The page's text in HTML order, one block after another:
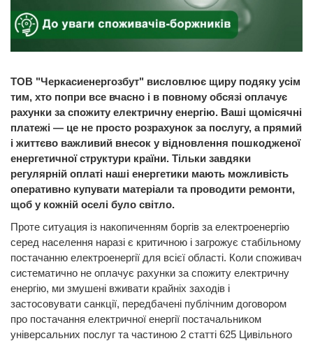
ТОВ "Черкасиенергозбут" висловлює щиру подяку усім
тим, хто попри все вчасно і в повному обсязі оплачує
рахунки за спожиту електричну енергію. Ваші щомісячні
платежі — це не просто розрахунок за послугу, а прямий
і життєво важливий внесок у відновлення пошкодженої
енергетичної структури країни. Тільки завдяки
регулярній оплаті наші енергетики мають можливість
оперативно купувати матеріали та проводити ремонти,
щоб у кожній оселі було світло.
Проте ситуация із накопиченням боргів за електроенергію
серед населення наразі є критичною і загрожує стабільному
постачанню електроенергії для всієї області. Коли споживач
систематично не оплачує рахунки за спожиту електричну
енергію, ми змушені вживати крайніх заходів і
застосовувати санкції, передбачені публічним договором
про постачання електричної енергії постачальником
універсальних послуг та частиною 2 статті 625 Цивільного